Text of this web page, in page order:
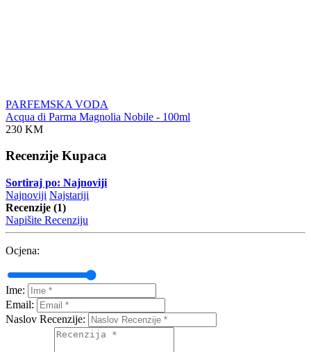
PARFEMSKA VODA
Acqua di Parma Magnolia Nobile - 100ml
230 KM
Recenzije Kupaca
Sortiraj po: Najnoviji
Najnoviji Najstariji
Recenzije (1)
Napišite Recenziju
Ocjena:
Ime:
Email:
Naslov Recenzije: